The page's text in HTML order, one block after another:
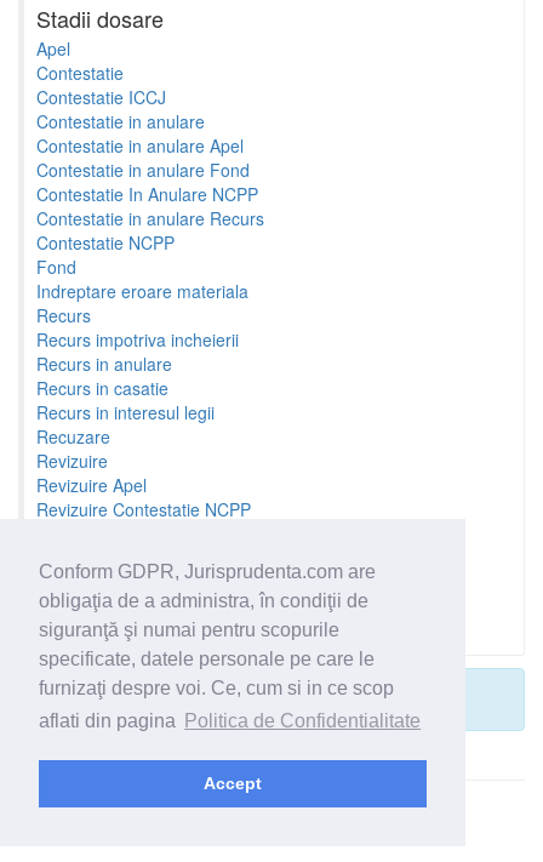
Conform GDPR, Jurisprudenta.com are
obligaţia de a administra, în condiţii de
siguranţă şi numai pentru scopurile
specificate, datele personale pe care le
furnizaţi despre voi. Ce, cum si in ce scop
aflati din pagina
Politica de Confidentialitate
Accept
Stadii dosare
Apel
Contestatie
Contestatie ICCJ
Contestatie in anulare
Contestatie in anulare Apel
Contestatie in anulare Fond
Contestatie In Anulare NCPP
Contestatie in anulare Recurs
Contestatie NCPP
Fond
Indreptare eroare materiala
Recurs
Recurs impotriva incheierii
Recurs in anulare
Recurs in casatie
Recurs in interesul legii
Recuzare
Revizuire
Revizuire Apel
Revizuire Contestatie NCPP
Sesizare prealabila
Stabilirea competentei
Stramutare
Nu exista dosare pentru filtrarea selectata.